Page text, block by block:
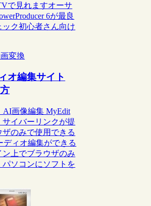
で見れますオーサ
6が最良
ク初心者さん向け
変換
オ編集サイト
AI画像編集 MyEdit
イバーリンクが提
のみで使用できる
ィオ編集ができる
上でブラウザのみ
ソコンにソフトを